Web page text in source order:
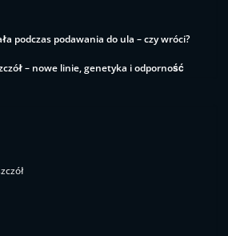
podczas podawania do ula – czy wróci?
– nowe linie, genetyka i odporność